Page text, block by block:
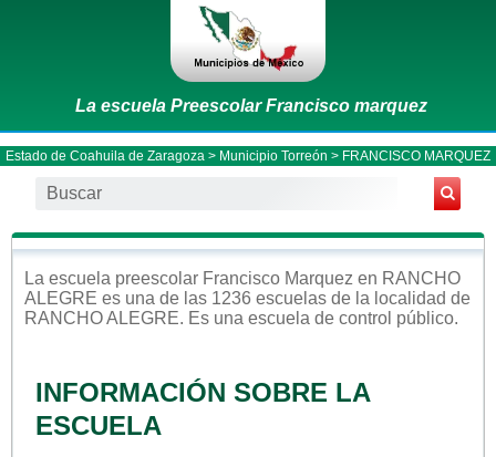
La escuela Preescolar Francisco marquez
Estado de Coahuila de Zaragoza > Municipio Torreón > FRANCISCO MARQUEZ
La escuela preescolar Francisco Marquez en RANCHO
ALEGRE es una de las 1236 escuelas de la localidad de
RANCHO ALEGRE. Es una escuela de control público.
INFORMACIÓN SOBRE LA
ESCUELA